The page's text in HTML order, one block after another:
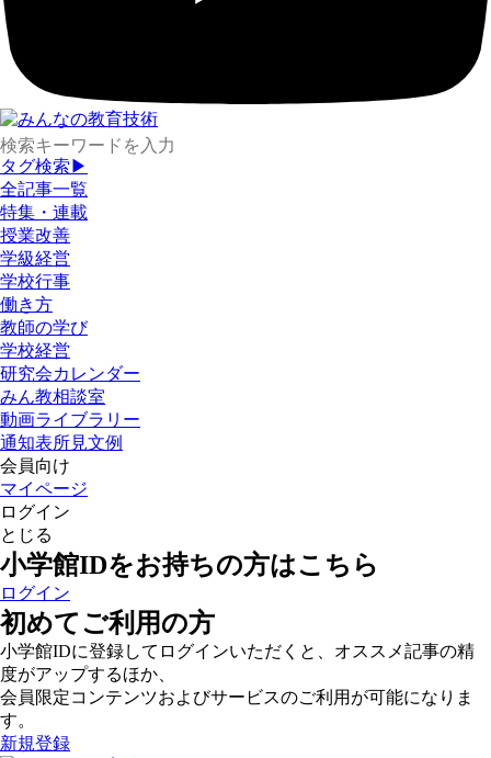
タグ検索▶
全記事一覧
特集・連載
授業改善
学級経営
学校行事
働き方
教師の学び
学校経営
研究会カレンダー
みん教相談室
動画ライブラリー
通知表所見文例
会員向け
マイページ
ログイン
とじる
小学館IDをお持ちの方はこちら
ログイン
初めてご利用の方
小学館IDに登録してログインいただくと、オススメ記事の精
度がアップするほか、
会員限定コンテンツおよびサービスのご利用が可能になりま
す。
新規登録